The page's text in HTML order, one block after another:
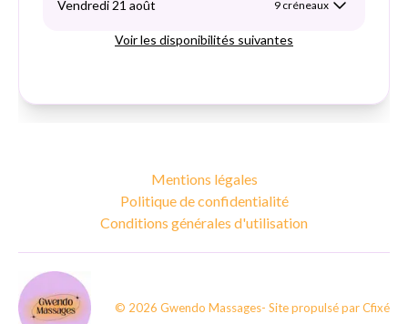
Mentions légales
Politique de confidentialité
Conditions générales d'utilisation
© 2026 Gwendo Massages- Site propulsé parCfixé